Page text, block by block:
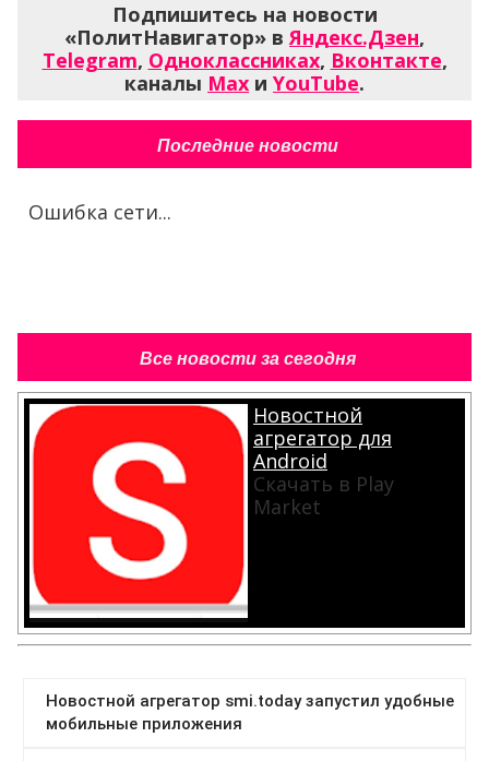
Подпишитесь на новости
«ПолитНавигатор» вЯндекс.Дзен,
Telegram, Одноклассниках, Вконтакте,
каналы Max и YouTube.
Последние новости
Ошибка сети...
Все новости за сегодня
Новостной
агрегатор для
Android
Скачать в Play
Market